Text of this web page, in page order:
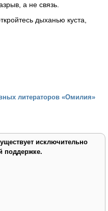
а не связь.
дыханью куста,
литераторов «Омилия»
исключительно
поддержке.